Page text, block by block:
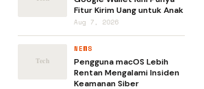
Fitur Kirim Uang untuk Anak
Aug 7, 2026
NEWS
Pengguna macOS Lebih
Rentan Mengalami Insiden
Keamanan Siber